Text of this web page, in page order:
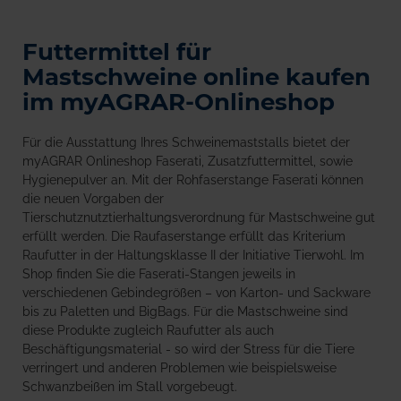
Futtermittel für
Mastschweine online kaufen
im myAGRAR-Onlineshop
Für die Ausstattung Ihres Schweinemaststalls bietet der
myAGRAR Onlineshop Faserati, Zusatzfuttermittel, sowie
Hygienepulver an. Mit der Rohfaserstange Faserati können
die neuen Vorgaben der
Tierschutznutztierhaltungsverordnung für Mastschweine gut
erfüllt werden. Die Raufaserstange erfüllt das Kriterium
Raufutter in der Haltungsklasse II der Initiative Tierwohl. Im
Shop finden Sie die Faserati-Stangen jeweils in
verschiedenen Gebindegrößen – von Karton- und Sackware
bis zu Paletten und BigBags. Für die Mastschweine sind
diese Produkte zugleich Raufutter als auch
Beschäftigungsmaterial - so wird der Stress für die Tiere
verringert und anderen Problemen wie beispielsweise
Schwanzbeißen im Stall vorgebeugt.